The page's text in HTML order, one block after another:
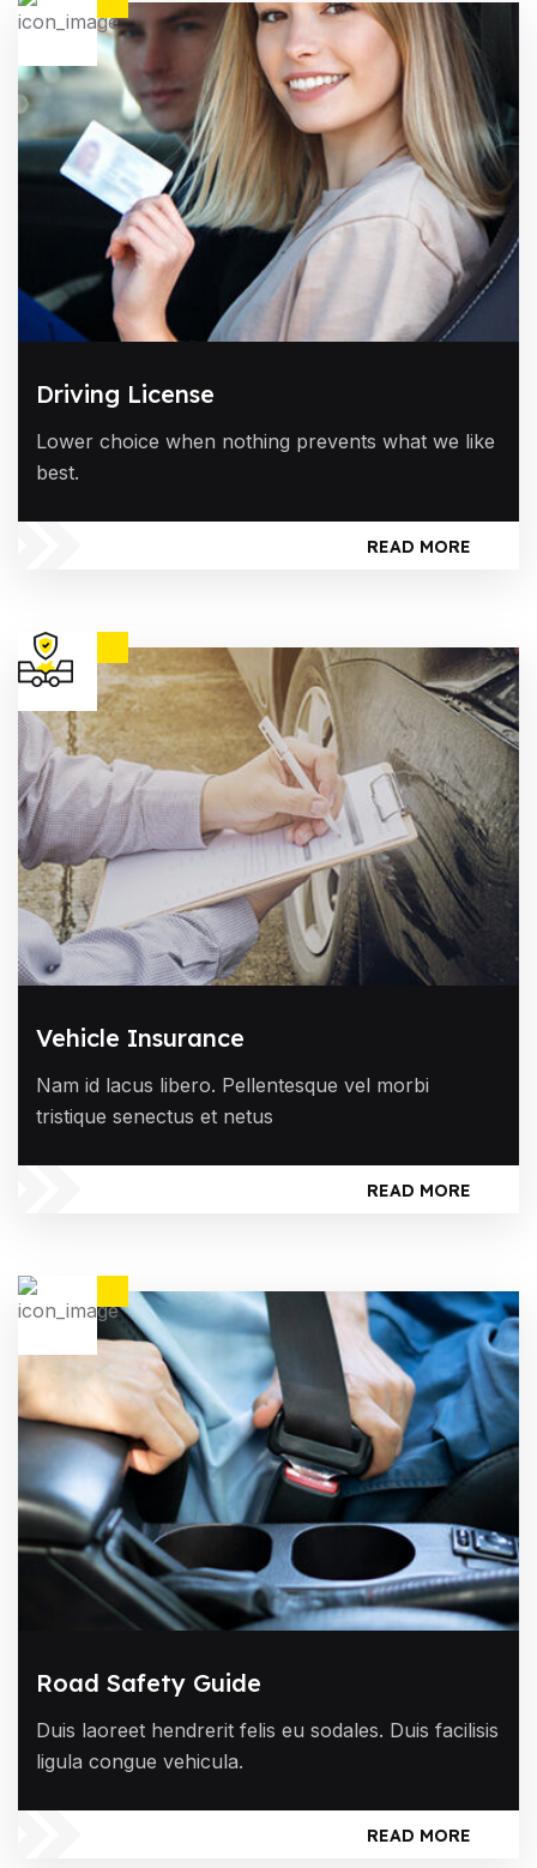
Driving License
Lower choice when nothing prevents what we like
best.
READ MORE
Vehicle Insurance
Nam id lacus libero. Pellentesque vel morbi
tristique senectus et netus
READ MORE
Road Safety Guide
Duis laoreet hendrerit felis eu sodales. Duis facilisis
ligula congue vehicula.
READ MORE